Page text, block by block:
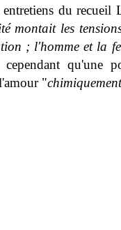
du recueil
montait les
; l'homme et la
qu'une
"